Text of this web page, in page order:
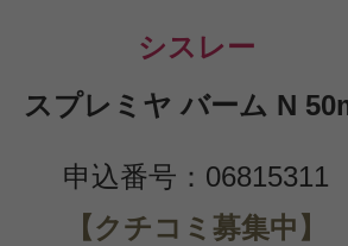
シスレー
スプレミヤ バーム N
申込番号：06815311
【クチコミ募集中】